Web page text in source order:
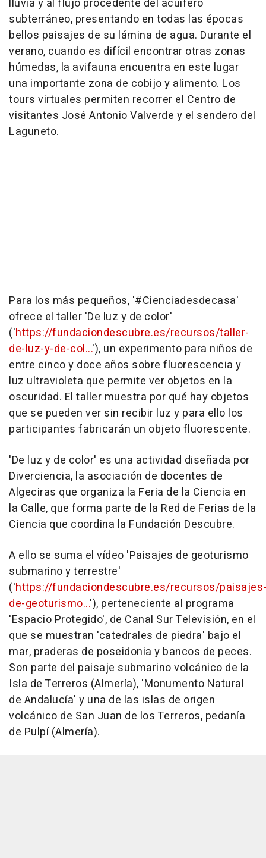
subterráneo, presentando en todas las épocas
bellos paisajes de su lámina de agua. Durante el
verano, cuando es difícil encontrar otras zonas
húmedas, la avifauna encuentra en este lugar
una importante zona de cobijo y alimento. Los
tours virtuales permiten recorrer el Centro de
visitantes José Antonio Valverde y el sendero del
Laguneto.
Para los más pequeños, '#Cienciadesdecasa'
ofrece el taller 'De luz y de color'
('https://fundaciondescubre.es/recursos/taller-
de-luz-y-de-col...'), un experimento para niños de
entre cinco y doce años sobre fluorescencia y
luz ultravioleta que permite ver objetos en la
oscuridad. El taller muestra por qué hay objetos
que se pueden ver sin recibir luz y para ello los
participantes fabricarán un objeto fluorescente.
'De luz y de color' es una actividad diseñada por
Diverciencia, la asociación de docentes de
Algeciras que organiza la Feria de la Ciencia en
la Calle, que forma parte de la Red de Ferias de la
Ciencia que coordina la Fundación Descubre.
A ello se suma el vídeo 'Paisajes de geoturismo
submarino y terrestre'
('https://fundaciondescubre.es/recursos/
de-geoturismo...'), perteneciente al programa
'Espacio Protegido', de Canal Sur Televisión, en el
que se muestran 'catedrales de piedra' bajo el
mar, praderas de poseidonia y bancos de peces.
Son parte del paisaje submarino volcánico de la
Isla de Terreros (Almería), 'Monumento Natural
de Andalucía' y una de las islas de origen
volcánico de San Juan de los Terreros, pedanía
de Pulpí (Almería).